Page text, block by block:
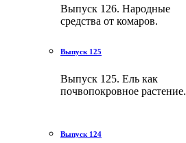
Выпуск 126. Народные
средства от комаров.
Выпуск 125
Выпуск 125. Ель как
почвопокровное растение.
Выпуск 124